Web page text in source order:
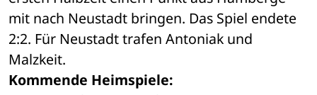
mit nach Neustadt bringen. Das Spiel endete
2:2. Für Neustadt trafen Antoniak und
Malzkeit.
Kommende Heimspiele: